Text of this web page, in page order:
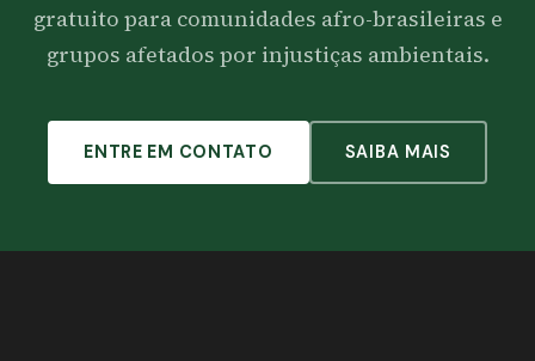
gratuito para comunidades afro-brasileiras e
grupos afetados por injustiças ambientais.
ENTRE EM CONTATO SAIBA MAIS